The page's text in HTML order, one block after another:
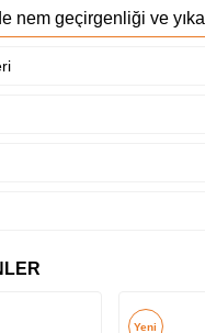
nem geçirgenliği ve
memory foam iç
özellikte oluğ
kimyasal riskine karşı
geniş kalıplı Fiberglas
ürün.
Yeni